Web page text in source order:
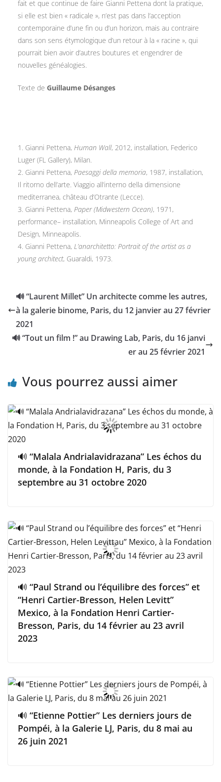
fait et que continue de faire Gianni Pettena dont la pratique,
si elle est bien « radicale », n’est pas dans l’acception
contemporaine d’une fin ou d’un horizon, mais au contraire
dans son sens étymologique d’un retour à la « racine », qui
pourrait bien avoir d’autres boutures et engendrer de
nouvelles généalogies.
Texte de Guillaume Désanges
1. Gianni Pettena, Human Wall, 2012, installation, Federico
Luger (FL Gallery), Milan.
2. Gianni Pettena, Paesaggi della memoria, 1987, installation,
Il ritorno dell’arte. Viaggio all’interno della dimensione
mediterranea, château d’Otrante (Lecce).
3. Gianni Pettena, Paper (Midwestern Ocean), 1971,
performance– installation, Minneapolis College of Art and
Design, Minneapolis.
4. Gianni Pettena, L’anarchitetto: Portrait of the artist as a
young architect, Guaraldi, 1973.
🔊 “Laurent Millet” Un architecte comme les autres,
à la galerie binome, Paris, du 12 janvier au 27 février
2021
🔊 “Tout un film !” au Drawing Lab, Paris, du 16 janvi
er au 25 février 2021
Vous pourrez aussi aimer
🔊 “Malala Andrialavidrazana” Les échos du
monde, à la Fondation H, Paris, du 3
septembre au 31 octobre 2020
🔊 “Paul Strand ou l’équilibre des forces” et
“Henri Cartier-Bresson, Helen Levitt”
Mexico, à la Fondation Henri Cartier-
Bresson, Paris, du 14 février au 23 avril
2023
🔊 “Etienne Pottier” Les derniers jours de
Pompéi, à la Galerie LJ, Paris, du 8 mai au
26 juin 2021